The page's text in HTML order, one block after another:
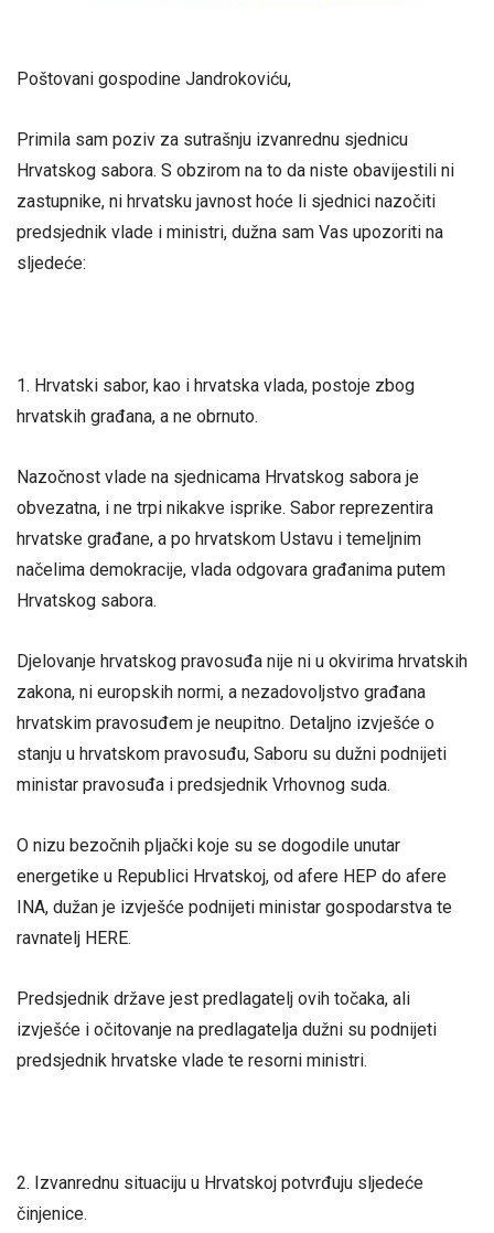
Poštovani gospodine Jandrokoviću,
Primila sam poziv za sutrašnju izvanrednu sjednicu
Hrvatskog sabora. S obzirom na to da niste obavijestili ni
zastupnike, ni hrvatsku javnost hoće li sjednici nazočiti
predsjednik vlade i ministri, dužna sam Vas upozoriti na
sljedeće:
1. Hrvatski sabor, kao i hrvatska vlada, postoje zbog
hrvatskih građana, a ne obrnuto.
Nazočnost vlade na sjednicama Hrvatskog sabora je
obvezatna, i ne trpi nikakve isprike. Sabor reprezentira
hrvatske građane, a po hrvatskom Ustavu i temeljnim
načelima demokracije, vlada odgovara građanima putem
Hrvatskog sabora.
Djelovanje hrvatskog pravosuđa nije ni u okvirima hrvatskih
zakona, ni europskih normi, a nezadovoljstvo građana
hrvatskim pravosuđem je neupitno. Detaljno izvješće o
stanju u hrvatskom pravosuđu, Saboru su dužni podnijeti
ministar pravosuđa i predsjednik Vrhovnog suda.
O nizu bezočnih pljački koje su se dogodile unutar
energetike u Republici Hrvatskoj, od afere HEP do afere
INA, dužan je izvješće podnijeti ministar gospodarstva te
ravnatelj HERE.
Predsjednik države jest predlagatelj ovih točaka, ali
izvješće i očitovanje na predlagatelja dužni su podnijeti
predsjednik hrvatske vlade te resorni ministri.
2. Izvanrednu situaciju u Hrvatskoj potvrđuju sljedeće
činjenice.